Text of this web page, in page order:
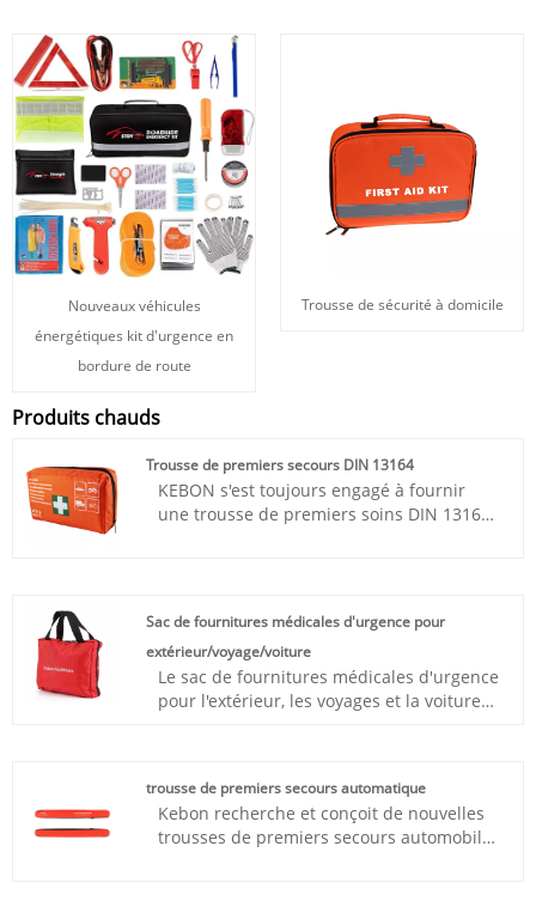
Nouveaux véhicules
énergétiques kit d'urgence en
bordure de route
Trousse de sécurité à domicile
Produits chauds
Trousse de premiers secours DIN 13164
KEBON s'est toujours engagé à fournir
une trousse de premiers soins DIN 13164
situations d'urgence. Une importance
égale est accordée au choix des
matériaux, et les matériaux utilisés dans
les trousses de premiers soins doivent
répondre à des normes de qualité strictes
conservent leur hygiène et leur
fonctionnalité dans une variété
d'environnements.
Sac de fournitures médicales d'urgence pour
extérieur/voyage/voiture
Le sac de fournitures médicales d'urgence
pour l'extérieur, les voyages et la voiture
problèmes de santé inattendus. Protégez
vos amis à quatre pattes à tout moment et
en tout lieu.
trousse de premiers secours automatique
Kebon recherche et conçoit de nouvelles
trousses de premiers secours automobiles